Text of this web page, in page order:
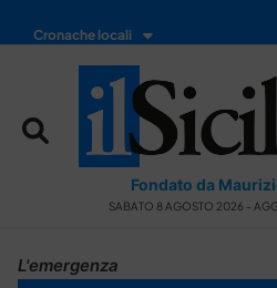
Cronache locali
Fondato da
SABATO 8 AGOSTO 2026 -
L'emergenza